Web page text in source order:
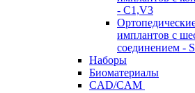
- C1,V3
имплантов с
соединением -
Наборы
Биоматериалы
CAD/CAM